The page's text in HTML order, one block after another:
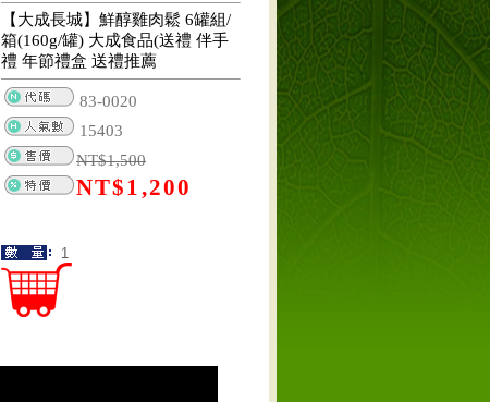
【大成長城】鮮醇雞肉鬆 6罐組/
箱(160g/罐) 大成食品(送禮 伴手
禮 年節禮盒 送禮推薦
83-0020
15403
NT$1,500
NT$1,200